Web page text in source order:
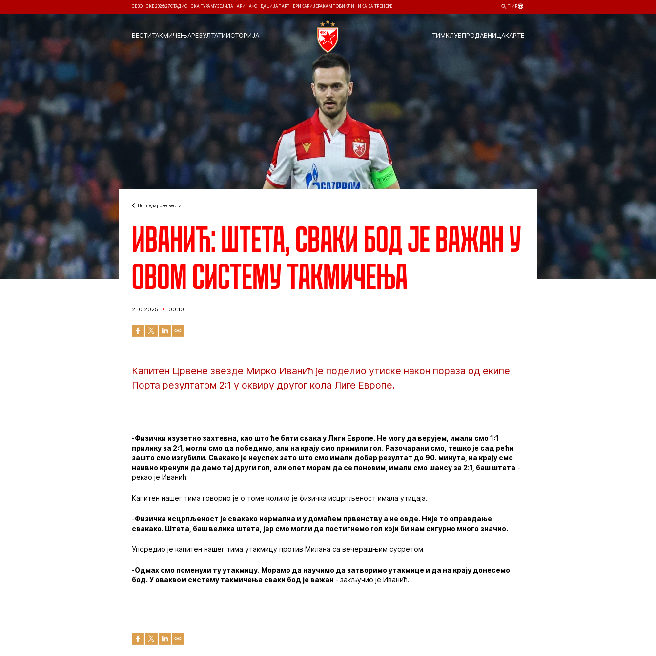
СЕЗОНСКЕ 2026/27СТАДИОНСКА ТУРА МУЗЕЈ ЧЛАНАРИНАФОНДАЦИЈА ПАРТНЕРИ КАРИЈЕРА КАМПОВИ КЛИНИКА ЗА ТРЕНЕРЕ ЋИР
ВЕСТИТАКМИЧЕЊАРЕЗУЛТАТИИСТОРИЈА ТИМКЛУБПРОДАВНИЦАКАРТЕ
Погледај све вести
Иванић: Штета, сваки бод је важан у
овом систему такмичења
2.10.2025 00:10
Капитен Црвене звезде Мирко Иванић је поделио утиске након пораза од екипе
Порта резултатом 2:1 у оквиру другог кола Лиге Европе.
-Физички изузетно захтевна, као што ће бити свака у Лиги Европе. Не могу да верујем, имали смо 1:1
прилику за 2:1, могли смо да победимо, али на крају смо примили гол. Разочарани смо, тешко је сад рећи
зашто смо изгубили. Свакако је неуспех зато што смо имали добар резултат до 90. минута, на крају смо
наивно кренули да дамо тај други гол, али опет морам да се поновим, имали смо шансу за 2:1, баш штета -
рекао је Иванић.
Капитен нашег тима говорио је о томе колико је физичка исцрпљеност имала утицаја.
-Физичка исцрпљеност је свакако нормална и у домаћем првенству а не овде. Није то оправдање
свакако. Штета, баш велика штета, јер смо могли да постигнемо гол који би нам сигурно много значио.
Упоредио је капитен нашег тима утакмицу против Милана са вечерашњим сусретом.
-Одмах смо поменули ту утакмицу. Морамо да научимо да затворимо утакмице и да на крају донесемо
бод. У оваквом систему такмичења сваки бод је важан - закључио је Иванић.